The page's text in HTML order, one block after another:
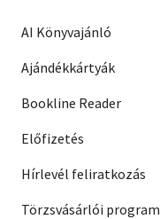
AI Könyvajánló
Ajándékkártyák
Bookline Reader
Előfizetés
Hírlevél feliratkozás
Törzsvásárlói program